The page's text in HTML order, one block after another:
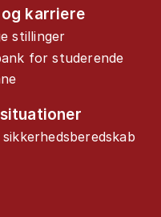
karriere
stillinger
for studerende